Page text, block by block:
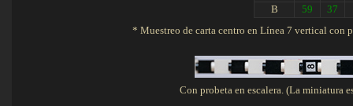
B
59 37
* Muestreo de carta centro en Línea 7 vertical con
Con probeta en escalera. (La miniatura